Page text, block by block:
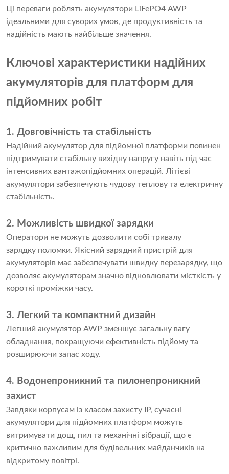
Ці переваги роблять акумулятори LiFePO4 AWP
ідеальними для суворих умов, де продуктивність та
надійність мають найбільше значення.
Ключові характеристики надійних
акумуляторів для платформ для
підйомних робіт
1. Довговічність та стабільність
Надійний акумулятор для підйомної платформи повинен
підтримувати стабільну вихідну напругу навіть під час
інтенсивних вантажопідйомних операцій. Літієві
акумулятори забезпечують чудову теплову та електричну
стабільність.
2. Можливість швидкої зарядки
Оператори не можуть дозволити собі тривалу
зарядку поломки. Якісний зарядний пристрій для
акумуляторів має забезпечувати швидку перезарядку, що
дозволяє акумуляторам значно відновлювати місткість у
короткі проміжки часу.
3. Легкий та компактний дизайн
Легший акумулятор AWP зменшує загальну вагу
обладнання, покращуючи ефективність підйому та
розширюючи запас ходу.
4. Водонепроникний та пилонепроникний
захист
Завдяки корпусам із класом захисту IP, сучасні
акумулятори для підйомних платформ можуть
витримувати дощ, пил та механічні вібрації, що є
критично важливим для будівельних майданчиків на
відкритому повітрі.